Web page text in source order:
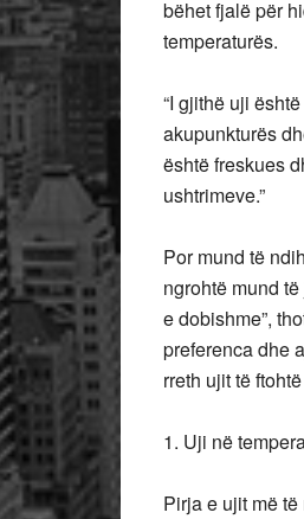
bëhet fjalë për
temperaturës.
“I gjithë uji
akupunkturës
është freskues
ushtrimeve.”
Por mund të
ngrohtë mund
e dobishme”,
preferenca dhe
rreth ujit të
1. Uji në
Pirja e ujit më